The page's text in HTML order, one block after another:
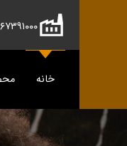
خانه